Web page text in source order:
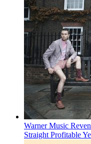
Warner Music
Straight Profitable